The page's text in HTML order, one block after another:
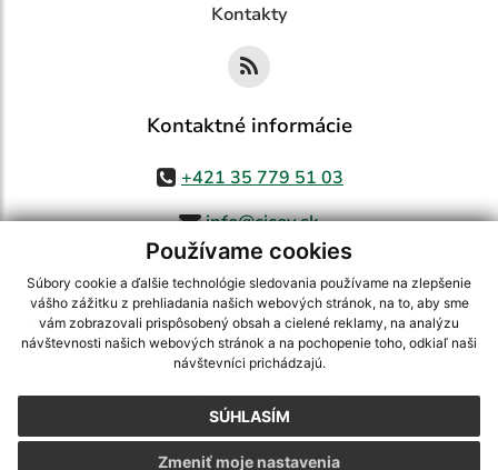
Používame cookies
Súbory cookie a ďalšie technológie sledovania používame na zlepšenie
vášho zážitku z prehliadania našich webových stránok, na to, aby sme
vám zobrazovali prispôsobený obsah a cielené reklamy, na analýzu
návštevnosti našich webových stránok a na pochopenie toho, odkiaľ naši
návštevníci prichádzajú.
SÚHLASÍM
Zmeniť moje nastavenia
Kontakty
Kontaktné informácie
+421 35 779 51 03
info@cicov.sk
využite možnosť získavania aktuálnych informácií s využitím RSS
CMS systém (redakčný) systém ECHELON 2,Mapa stránok,web portál
webex.digital, s.r.o.,domény,registrácia domény
Posledná aktualizácia:03.08.2026